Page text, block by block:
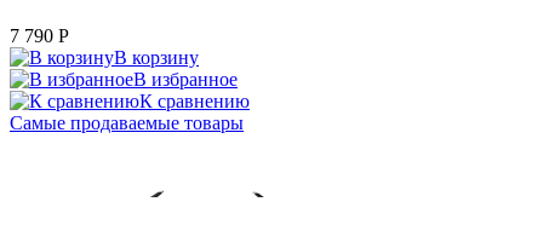
7 790 P
В корзину
В избранное
К сравнению
Самые продаваемые товары